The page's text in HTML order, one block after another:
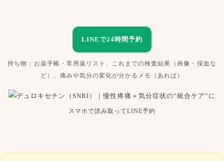
LINEで24時間予約
持ち物：お薬手帳・常用薬リスト、これまでの検査結果（画像・採血な
ど）、痛みや気分の変化が分かるメモ（あれば）
スマホで読み取ってLINE予約